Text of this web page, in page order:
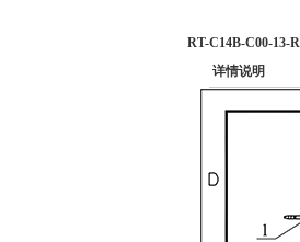
RT-C14B-C00-13-R
详情说明